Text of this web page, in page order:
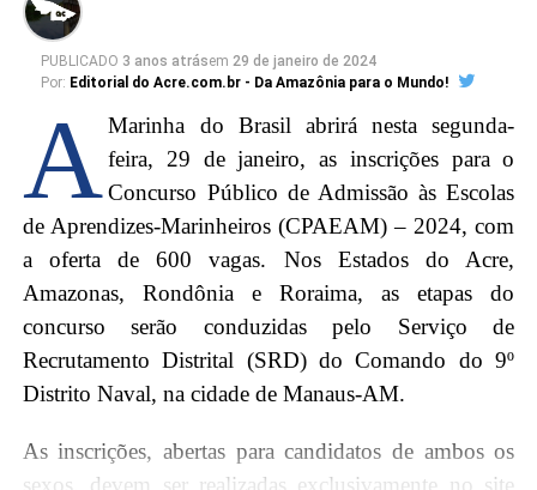
“Compreendemos as dificuldades inerentes à
organização de um concurso público. No entanto,
nova data seja considerada, permitindo que os
candidatos participem de ambas as provas sem
Porém, ao g1, a assessoria de comunicação do TJ
informou quenão há previsão de mudança na data, e
o dia 24 de março permanece como o dia
escolhidopara aplicação da prova objetiva.
Edital
PUBLICADO 3 anos atrásem 29 de janeiro de 2024
Por: Editorial do Acre.com.br - Da Amazônia para o Mundo!
A Marinha do Brasil abrirá nesta segunda-
feira, 29 de janeiro, as inscrições para o
Concurso Público de Admissão às Escolas
de Aprendizes-Marinheiros (CPAEAM) – 2024, com
a oferta de 600 vagas. Nos Estados do Acre,
Amazonas, Rondônia e Roraima, as etapas do
concurso serão conduzidas pelo Serviço de
Recrutamento Distrital (SRD) do Comando do 9º
Distrito Naval, na cidade de Manaus-AM.
As inscrições, abertas para candidatos de ambos os
sexos, devem ser realizadas exclusivamente no site